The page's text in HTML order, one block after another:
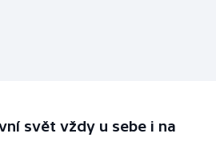
svět vždy u sebe i na